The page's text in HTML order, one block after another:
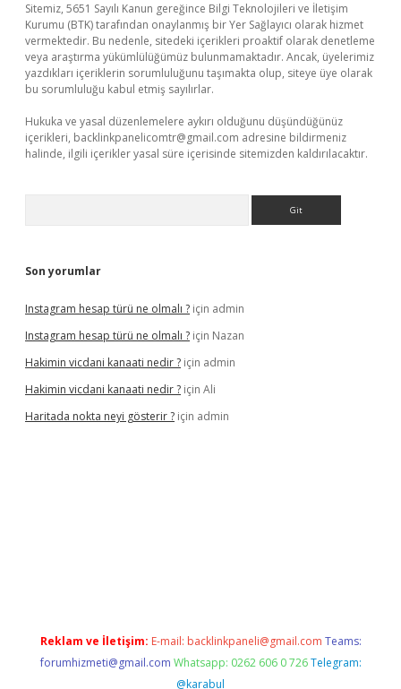
Sitemiz, 5651 Sayılı Kanun gereğince Bilgi Teknolojileri ve İletişim
Kurumu (BTK) tarafından onaylanmış bir Yer Sağlayıcı olarak hizmet
vermektedir. Bu nedenle, sitedeki içerikleri proaktif olarak denetleme
veya araştırma yükümlülüğümüz bulunmamaktadır. Ancak, üyelerimiz
yazdıkları içeriklerin sorumluluğunu taşımakta olup, siteye üye olarak
bu sorumluluğu kabul etmiş sayılırlar.
Hukuka ve yasal düzenlemelere aykırı olduğunu düşündüğünüz
içerikleri, backlinkpanelicomtr@gmail.com adresine bildirmeniz
halinde, ilgili içerikler yasal süre içerisinde sitemizden kaldırılacaktır.
Son yorumlar
Instagram hesap türü ne olmalı ? için admin
Instagram hesap türü ne olmalı ? için Nazan
Hakimin vicdani kanaati nedir ? için admin
Hakimin vicdani kanaati nedir ? için Ali
Haritada nokta neyi gösterir ? için admin
Reklam ve İletişim: E-mail: backlinkpaneli@gmail.com Teams:
forumhizmeti@gmail.com Whatsapp: 0262 606 0 726 Telegram:
@karabul